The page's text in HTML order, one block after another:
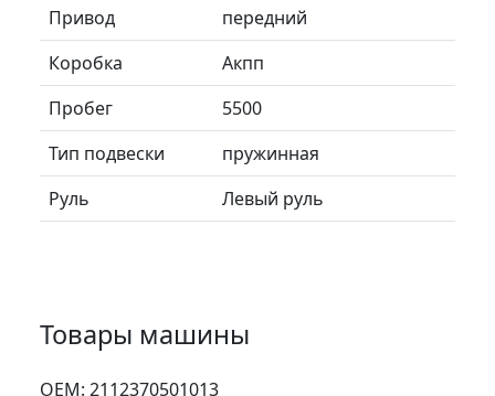
Привод
передний
Коробка
Акпп
Пробег
5500
Тип подвески
пружинная
Руль
Левый руль
Товары машины
ОЕМ: 2112370501013